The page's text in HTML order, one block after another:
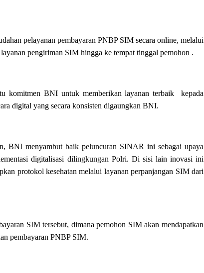
pelayanan pembayaran PNBP SIM secara online, melalui
pengiriman SIM hingga ke tempat tinggal pemohon .
komitmen BNI untuk memberikan layanan terbaik kepada
digital yang secara konsisten digaungkan BNI.
BNI menyambut baik peluncuran SINAR ini sebagai upaya
digitalisasi dilingkungan Polri. Di sisi lain inovasi ini
protokol kesehatan melalui layanan perpanjangan SIM dari
SIM tersebut, dimana pemohon SIM akan mendapatkan
pembayaran PNBP SIM.